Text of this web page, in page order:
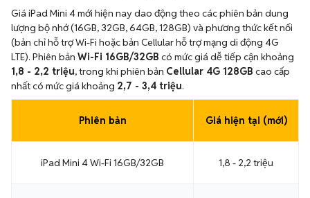
Giá iPad Mini 4 mới hiện nay dao động theo các phiên bản dung
lượng bộ nhớ (16GB, 32GB, 64GB, 128GB) và phương thức kết nối
(bản chỉ hỗ trợ Wi-Fi hoặc bản Cellular hỗ trợ mạng di động 4G
LTE). Phiên bản Wi-Fi 16GB/32GB có mức giá dễ tiếp cận khoảng
1,8 - 2,2 triệu, trong khi phiên bản Cellular 4G 128GB cao cấp
nhất có mức giá khoảng 2,7 - 3,4 triệu.
Phiên bản Giá hiện tại (mới)
iPad Mini 4 Wi-Fi 16GB/32GB 1,8 - 2,2 triệu